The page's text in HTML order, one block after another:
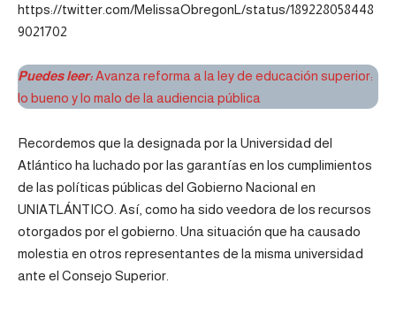
https://twitter.com/MelissaObregonL/status/189228058448
9021702
Puedes leer:Avanza reforma a la ley de educación superior:
lo bueno y lo malo de la audiencia pública
Recordemos que la designada por la Universidad del
Atlántico ha luchado por las garantías en los cumplimientos
de las políticas públicas del Gobierno Nacional en
UNIATLÁNTICO. Así, como ha sido veedora de los recursos
otorgados por el gobierno. Una situación que ha causado
molestia en otros representantes de la misma universidad
ante el Consejo Superior.